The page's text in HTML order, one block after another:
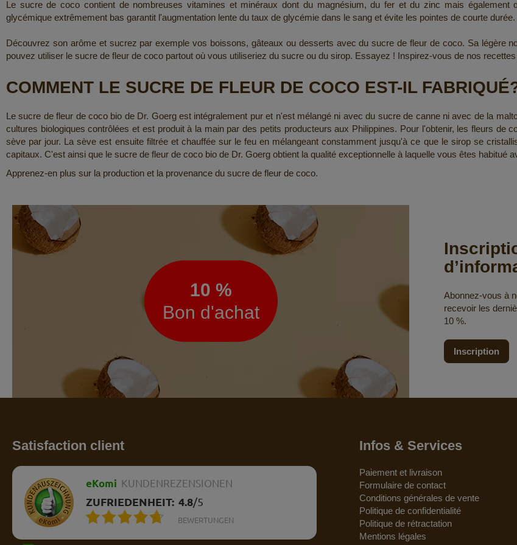
Le sucre de coco contient de nombreuses vitamines et minéraux dont du magnésium, du fer et du zinc mais également
glycémique extrêmement bas garantit l'augmentation lente du taux de glycémie dans le sang et évite les pointes de courte durée.
Découvrez son arôme et sucrez par exemple vos boissons, gâteaux ou desserts avec du sucre de fleur de coco. Sa légère
pouvez utiliser le sucre de fleur de coco partout où vous utiliseriez du sucre ou du sirop. Essayez ! Inspirez-vous de nos recettes
COMMENT LE SUCRE DE FLEUR DE COCO EST-IL
Le sucre de fleur de coco bio de Dr. Goerg est intégralement pur et n'est mélangé ni avec du sucre de canne ni avec de la
cultures biologiques contrôlées et est produit à la main par des petits producteurs aux Philippines. Pour l'obtenir, les fleurs de
sève par jour. La sève est ensuite filtrée et chauffée sur le feu en mélangeant constamment jusqu'à ce que le sirop se
capitaux. C'est ainsi que le sucre de fleur de coco bio de Dr. Goerg obtient la qualité exceptionnelle à laquelle vous êtes habitué
Apprenez-en plus sur la production et la provenance du sucre de fleur de coco.
Lettre
d’information
10 %
Bon d'achat
Abonnez-vous à
recevoir les
10 %.
Inscription
Satisfaction client
eKomi KUNDENREZENSIONEN
ZUFRIEDENHEIT: 4.8/5
BEWERTUNGEN
Infos & Services
Paiement et livraison
Formulaire de contact
Conditions générales de vente
Politique de confidentialité
Politique de rétractation
Mentions légales